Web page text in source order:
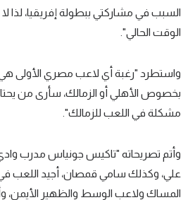
السبب في مشاركتي ببطولة إفريقيا، لذا
الوقت الحالي".
واستطرد "رغبة أي لاعب مصري الأولى هي
بخصوص الأهلي أو الزمالك، سأرى من
مشكلة في اللعب للزمالك".
وأتم تصريحاته "تاكيس جونياس مدرب
علي، وكذلك سامي قمصان، أجيد اللعب
المساك ولاعب الوسط والظهير الأيمن،